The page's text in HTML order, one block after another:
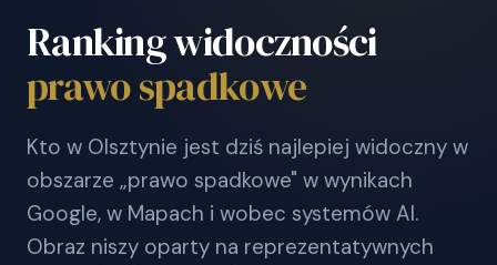
Ranking widoczności
prawo spadkowe
Kto w Olsztynie jest dziś najlepiej widoczny w
obszarze „prawo spadkowe" w wynikach
Google, w Mapach i wobec systemów AI.
Obraz niszy oparty na reprezentatywnych